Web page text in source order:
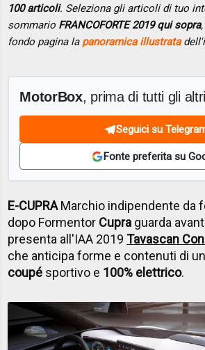
100 articoli. Seleziona gli articoli di tuo
sommario FRANCOFORTE 2019 qui sopra
fondo pagina la panoramica illustrata
MotorBox, prima di tutti gli altri
Seguici su
Fonte preferita su
E-CUPRAMarchio indipendente da
dopo Formentor Cupra guarda
presenta all'IAA 2019 Tavascan
che anticipa forme e contenuti di
coupé sportivo e 100% elettrico.